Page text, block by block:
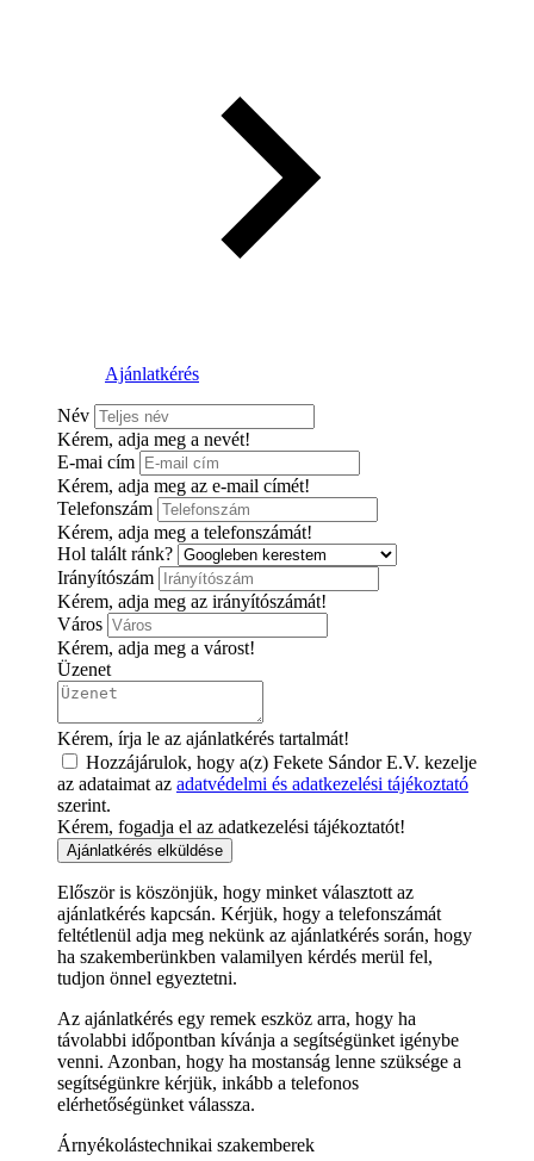
Ajánlatkérés
Név
Kérem, adja meg a nevét!
E-mai cím
Kérem, adja meg az e-mail címét!
Telefonszám
Kérem, adja meg a telefonszámát!
Hol talált ránk?
Irányítószám
Kérem, adja meg az irányítószámát!
Város
Kérem, adja meg a várost!
Üzenet
Kérem, írja le az ajánlatkérés tartalmát!
Hozzájárulok, hogy a(z) Fekete Sándor E.V. kezelje
az adataimat az adatvédelmi és adatkezelési tájékoztató
szerint.
Kérem, fogadja el az adatkezelési tájékoztatót!
Ajánlatkérés elküldése
Először is köszönjük, hogy minket választott az
ajánlatkérés kapcsán. Kérjük, hogy a telefonszámát
feltétlenül adja meg nekünk az ajánlatkérés során, hogy
ha szakemberünkben valamilyen kérdés merül fel,
tudjon önnel egyeztetni.
Az ajánlatkérés egy remek eszköz arra, hogy ha
távolabbi időpontban kívánja a segítségünket igénybe
venni. Azonban, hogy ha mostanság lenne szüksége a
segítségünkre kérjük, inkább a telefonos
elérhetőségünket válassza.
Árnyékolástechnikai szakemberek